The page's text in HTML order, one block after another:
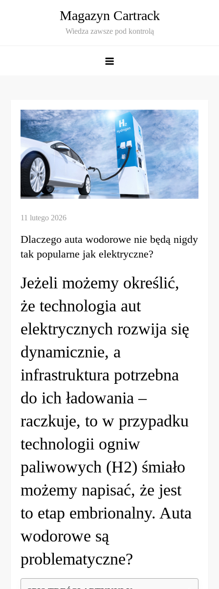
Magazyn Cartrack
Wiedza zawsze pod kontrolą
Dlaczego auta wodorowe nie będą nigdy
tak popularne jak elektryczne?
Jeżeli możemy określić,
że technologia aut
elektrycznych rozwija się
dynamicznie, a
infrastruktura potrzebna
do ich ładowania –
raczkuje, to w przypadku
technologii ogniw
paliwowych (H2) śmiało
możemy napisać, że jest
to etap embrionalny. Auta
wodorowe są
problematyczne?